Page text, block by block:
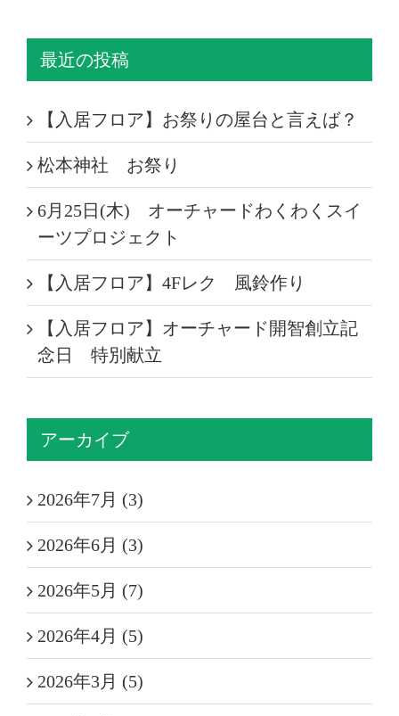
最近の投稿
【入居フロア】お祭りの屋台と言えば？
松本神社 お祭り
6月25日(木) オーチャードわくわくスイ
ーツプロジェクト
【入居フロア】4Fレク 風鈴作り
【入居フロア】オーチャード開智創立記
念日 特別献立
アーカイブ
2026年7月 (3)
2026年6月 (3)
2026年5月 (7)
2026年4月 (5)
2026年3月 (5)